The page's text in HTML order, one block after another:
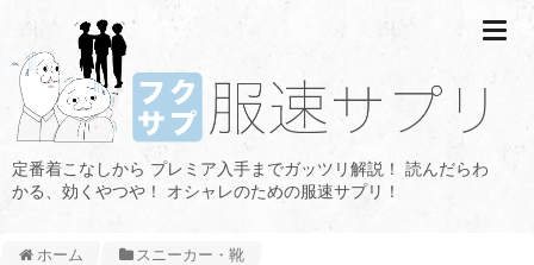
定番着こなしから プレミア入手までガッツリ解説！ 読んだらわ
かる、効くやつや！ オシャレのための服速サプリ！
ホーム スニーカー・靴